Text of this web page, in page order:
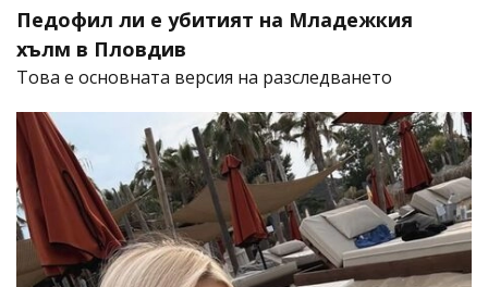
Педофил ли е убитият на Младежкия
хълм в Пловдив
Това е основната версия на разследването